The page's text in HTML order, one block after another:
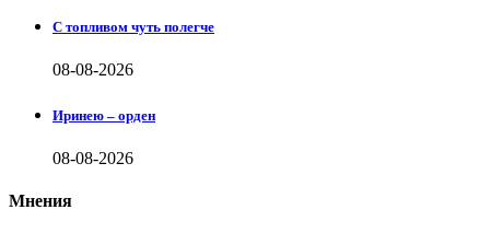
С топливом чуть полегче
08-08-2026
Иринею – орден
08-08-2026
Мнения